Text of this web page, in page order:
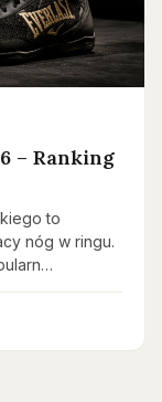
– Ranking
to
nóg w ringu.